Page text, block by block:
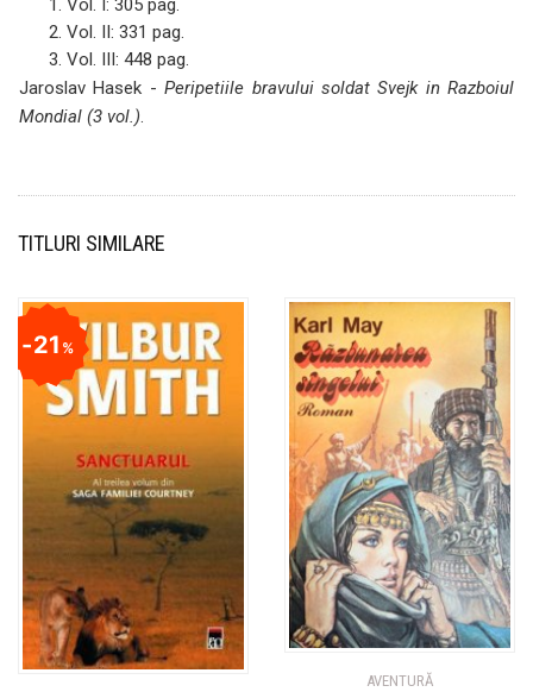
Vol. I: 305 pag.
Vol. II: 331 pag.
Vol. III: 448 pag.
Jaroslav Hasek -Peripetiile bravului soldat Svejk in Razboiul
Mondial (3 vol.).
TITLURI SIMILARE
21%
AVENTURĂ